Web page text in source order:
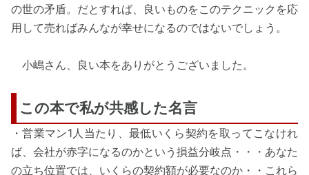
の世の矛盾。だとすれば、良いものをこのテクニックを応
用して売ればみんなが幸せになるのではないでしょう。
小嶋さん、良い本をありがとうございました。
この本で私が共感した名言
・営業マン1人当たり、最低いくら契約を取ってこなけれ
ば、会社が赤字になるのかという損益分岐点・・・あなた
の立ち位置では、いくらの契約額が必要なのか・・これら